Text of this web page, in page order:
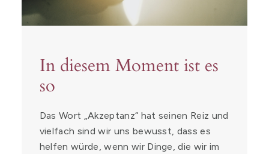
In diesem Moment ist es
so
Das Wort „Akzeptanz“ hat seinen Reiz und
vielfach sind wir uns bewusst, dass es
helfen würde, wenn wir Dinge, die wir im